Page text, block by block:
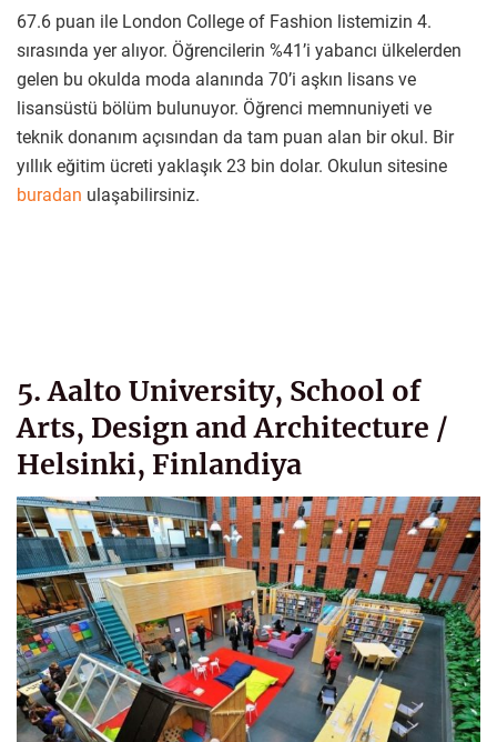
67.6 puan ile London College of Fashion listemizin 4.
sırasında yer alıyor. Öğrencilerin %41’i yabancı ülkelerden
gelen bu okulda moda alanında 70’i aşkın lisans ve
lisansüstü bölüm bulunuyor. Öğrenci memnuniyeti ve
teknik donanım açısından da tam puan alan bir okul. Bir
yıllık eğitim ücreti yaklaşık 23 bin dolar. Okulun sitesine
buradan ulaşabilirsiniz.
5. Aalto University, School of
Arts, Design and Architecture /
Helsinki, Finlandiya